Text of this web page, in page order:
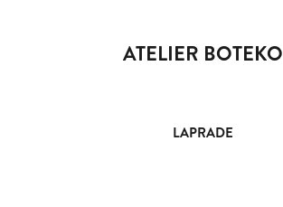
ATELIER BOTEKO
LAPRADE